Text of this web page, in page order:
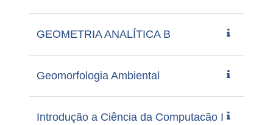
GEOMETRIA ANALÍTICA B
Geomorfologia Ambiental
Introdução a Ciência da Computacão I